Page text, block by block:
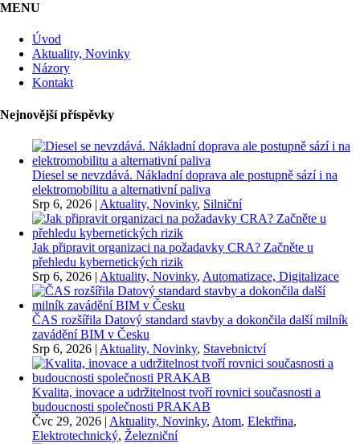
MENU
Úvod
Aktuality, Novinky
Názory
Kontakt
Nejnovější příspěvky
Diesel se nevzdává. Nákladní doprava ale postupně sází i na
elektromobilitu a alternativní paliva
Srp 6, 2026 | Aktuality, Novinky, Silniční
Jak připravit organizaci na požadavky CRA? Začněte u
přehledu kybernetických rizik
Srp 6, 2026 | Aktuality, Novinky, Automatizace, Digitalizace
ČAS rozšířila Datový standard stavby a dokončila další milník
zavádění BIM v Česku
Srp 6, 2026 | Aktuality, Novinky, Stavebnictví
Kvalita, inovace a udržitelnost tvoří rovnici současnosti a
budoucnosti společnosti PRAKAB
Čvc 29, 2026 | Aktuality, Novinky, Atom, Elektřina,
Elektrotechnický, Železniční